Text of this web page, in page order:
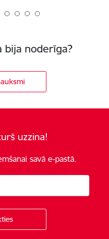
bija noderīga?
uzzina!
savā e-pastā.